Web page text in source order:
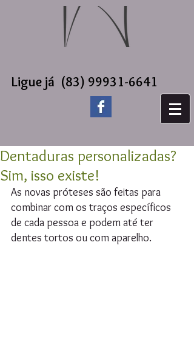
Ligue já (83) 99931-6641
Dentaduras personalizadas?
Sim, isso existe!
As novas próteses são feitas para
combinar com os traços específicos
de cada pessoa e podem até ter
dentes tortos ou com aparelho.